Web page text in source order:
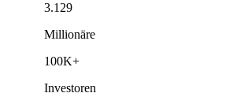
3.129
Millionäre
100K+
Investoren